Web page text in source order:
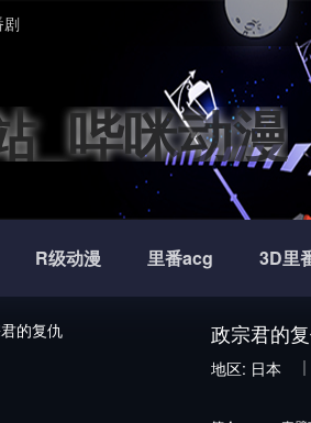
剧
_哔咪动漫
R级动漫 里番acg 3D里
政宗君的
地区: 日本